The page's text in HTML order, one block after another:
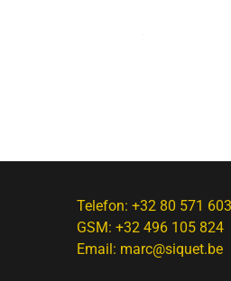
Telefon:+32 80 571 603
GSM:+32 496 105 824
Email: marc@siquet.be